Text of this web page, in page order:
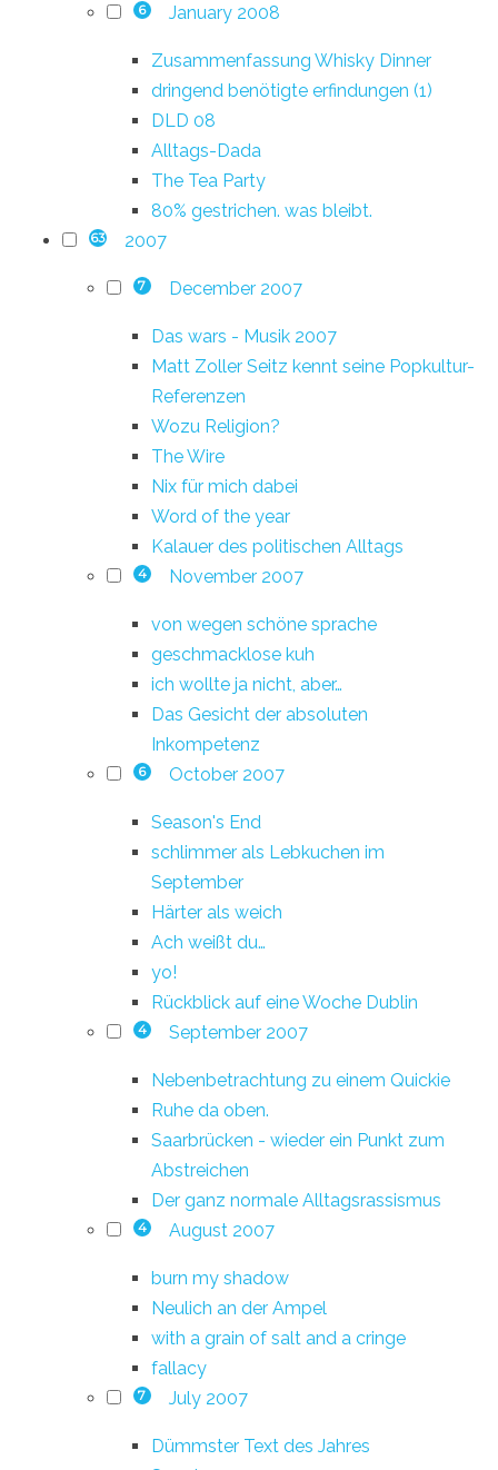
6 January 2008
Zusammenfassung Whisky Dinner
dringend benötigte erfindungen (1)
DLD 08
Alltags-Dada
The Tea Party
80% gestrichen. was bleibt.
63 2007
7 December 2007
Das wars - Musik 2007
Matt Zoller Seitz kennt seine Popkultur-
Referenzen
Wozu Religion?
The Wire
Nix für mich dabei
Word of the year
Kalauer des politischen Alltags
4 November 2007
von wegen schöne sprache
geschmacklose kuh
ich wollte ja nicht, aber…
Das Gesicht der absoluten
Inkompetenz
6 October 2007
Season's End
schlimmer als Lebkuchen im
September
Härter als weich
Ach weißt du…
yo!
Rückblick auf eine Woche Dublin
4 September 2007
Nebenbetrachtung zu einem Quickie
Ruhe da oben.
Saarbrücken - wieder ein Punkt zum
Abstreichen
Der ganz normale Alltagsrassismus
4 August 2007
burn my shadow
Neulich an der Ampel
with a grain of salt and a cringe
fallacy
7 July 2007
Dümmster Text des Jahres